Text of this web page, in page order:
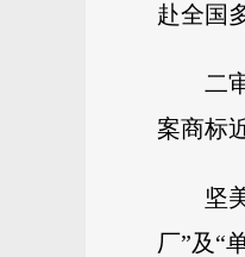
赴全国
二
案商标
坚
厂”及“